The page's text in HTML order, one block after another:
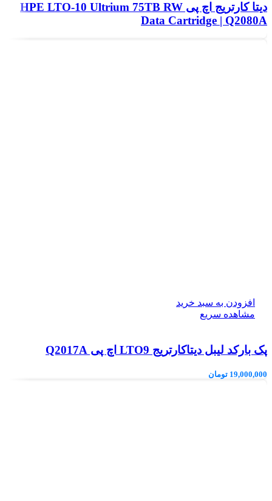
دیتا کارتریج اچ پی HPE LTO‑10 Ultrium 75TB RW
Data Cartridge | Q2080A
افزودن به سبد خرید
مشاهده سریع
پک بارکد لیبل دیتاکارتریج LTO9 اچ پی Q2017A
19,000,000 تومان